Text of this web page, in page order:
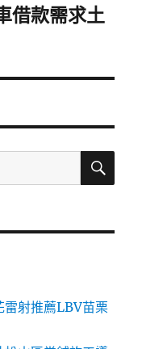
借款需求土
搜
雷射推薦LBV苗栗